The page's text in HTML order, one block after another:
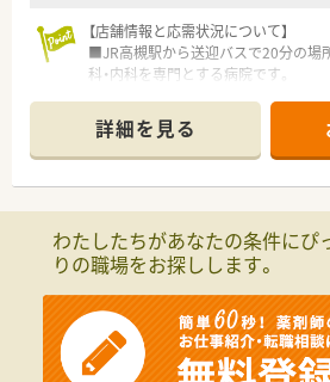
【店舗情報と応需状況について】
■JR高槻駅から送迎バスで20分の場
科・内科を専門とする病院です。
薬学的管理を行っています。
■現在は常勤薬剤師2名とパート薬剤
ら3名が在籍し協力しています。
■欠員補充に伴う募集であり、病院の
様へ優しく接せる方を求めています。
■精神科領域の専門性を高めたい意欲
■周囲との連携を大切にしながら、定
く勤務を続けたい方に最適です。
【法人特徴について】
詳細を見る
わたしたちがあなたの条件にぴ
りの職場をお探しします。